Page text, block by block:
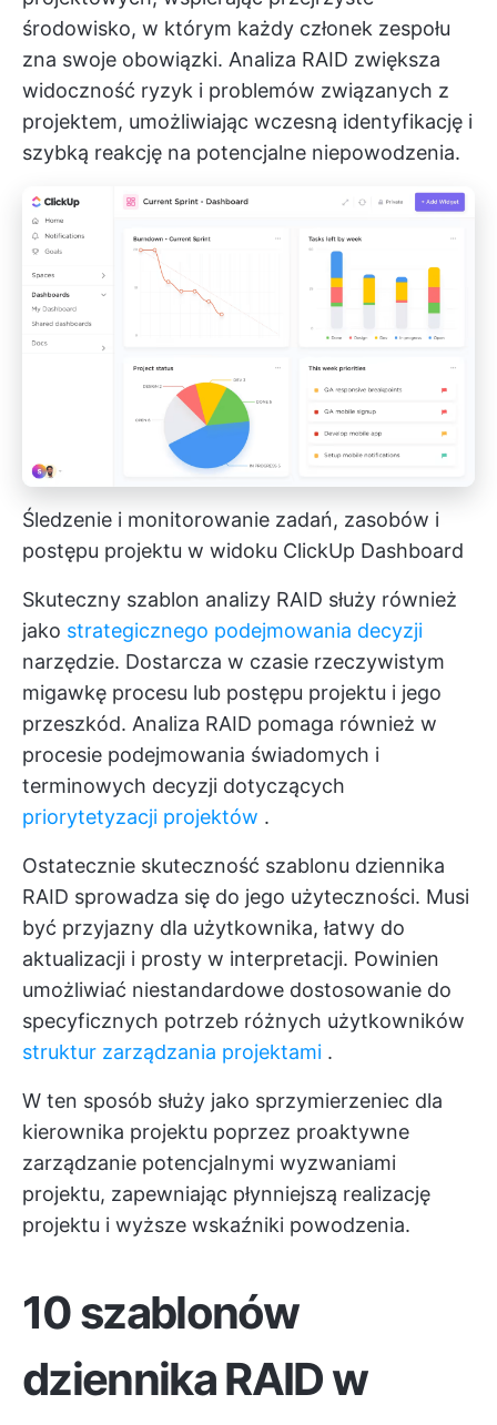
środowisko, w którym każdy członek zespołu
zna swoje obowiązki. Analiza RAID zwiększa
widoczność ryzyk i problemów związanych z
projektem, umożliwiając wczesną identyfikację i
szybką reakcję na potencjalne niepowodzenia.
Śledzenie i monitorowanie zadań, zasobów i
postępu projektu w widoku ClickUp Dashboard
Skuteczny szablon analizy RAID służy również
jako strategicznego podejmowania decyzji
narzędzie. Dostarcza w czasie rzeczywistym
migawkę procesu lub postępu projektu i jego
przeszkód. Analiza RAID pomaga również w
procesie podejmowania świadomych i
terminowych decyzji dotyczących
priorytetyzacji projektów .
Ostatecznie skuteczność szablonu dziennika
RAID sprowadza się do jego użyteczności. Musi
być przyjazny dla użytkownika, łatwy do
aktualizacji i prosty w interpretacji. Powinien
umożliwiać niestandardowe dostosowanie do
specyficznych potrzeb różnych użytkowników
struktur zarządzania projektami .
W ten sposób służy jako sprzymierzeniec dla
kierownika projektu poprzez proaktywne
zarządzanie potencjalnymi wyzwaniami
projektu, zapewniając płynniejszą realizację
projektu i wyższe wskaźniki powodzenia.
10 szablonów
dziennika RAID w